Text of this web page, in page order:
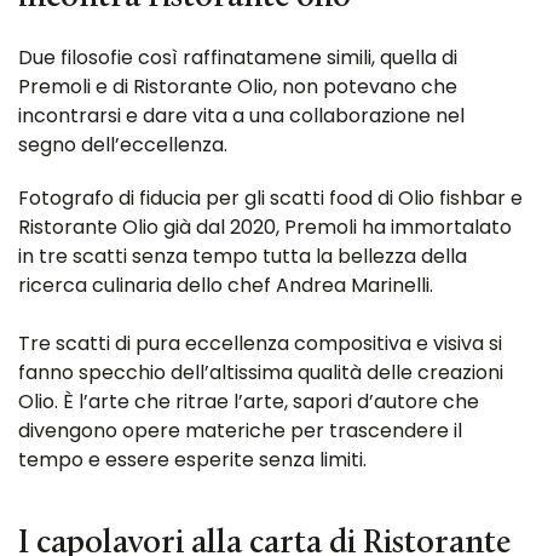
Due filosofie così raffinatamene simili, quella di
Premoli e di Ristorante Olio, non potevano che
incontrarsi e dare vita a una collaborazione nel
segno dell’eccellenza.
Fotografo di fiducia per gli scatti food di Olio fishbar e
Ristorante Olio già dal 2020, Premoli ha immortalato
in tre scatti senza tempo tutta la bellezza della
ricerca culinaria dello chef Andrea Marinelli.
Tre scatti di pura eccellenza compositiva e visiva si
fanno specchio dell’altissima qualità delle creazioni
Olio. È l’arte che ritrae l’arte, sapori d’autore che
divengono opere materiche per trascendere il
tempo e essere esperite senza limiti.
I capolavori alla carta di Ristorante